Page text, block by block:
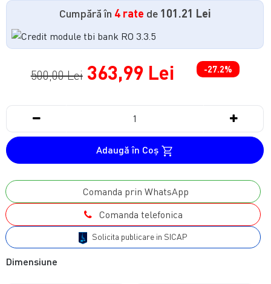
Cumpără în 4 rate de 101.21 Lei
500,00 Lei 363,99 Lei -27.2%
Adaugă în Coş
Comanda prin WhatsApp
Comanda telefonica
Solicita publicare in SICAP
Dimensiune